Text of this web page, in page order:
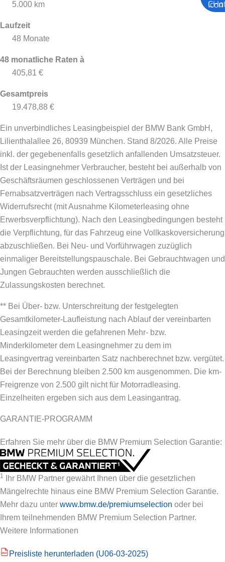
5.000 km
Laufzeit
48 Monate
48 monatliche Raten à
405,81 €
Gesamtpreis
19.478,88 €
Ein unverbindliches Leasingbeispiel der BMW Bank GmbH,
Lilienthalallee 26, 80939 München. Stand 8/2026. Alle Preise
inkl. der gegebenenfalls gesetzlich anfallenden Umsatzsteuer.
Ist der Leasingnehmer Verbraucher, besteht bei außerhalb von
Geschäftsräumen geschlossenen Verträgen und bei
Fernabsatzverträgen nach Vertragsschluss ein gesetzliches
Widerrufsrecht (mit Ausnahme Kilometerleasing ohne
Erwerbsverpflichtung). Nach den Leasingbedingungen besteht
die Verpflichtung, für das Fahrzeug eine Vollkaskoversicherung
abzuschließen. Bei Neu- und Vorführwagen zuzüglich
einmaliger Bereitstellungspauschale. Bei Gebrauchtwagen und
Jungen Gebrauchten werden ausschließlich die
Zulassungskosten berechnet.
** Bei Über- bzw. Unterschreitung der festgelegten
Gesamtkilometer-Laufleistung nach Ablauf der vereinbarten
Leasingzeit werden die gefahrenen Mehr- bzw.
Minderkilometer dem Leasingnehmer zu dem im
Leasingvertrag vereinbarten Satz nachberechnet bzw. vergütet.
Bei der Berechnung bleiben 2.500 km ausgenommen. Die km-
Freigrenze von 2.500 gilt nicht für Motorradleasing.
Einzelheiten ergeben sich aus dem Leasingantrag.
GARANTIE-PROGRAMM
Erfahren Sie mehr über die BMW Premium Selection Garantie:
1
Ihr BMW Partner gewährt Ihnen über die gesetzlichen
Mängelrechte hinaus eine BMW Premium Selection Garantie.
Mehr dazu unter www.bmw.de/premiumselection oder bei
Ihrem teilnehmenden BMW Premium Selection Partner.
Weitere Informationen
PDF
Preisliste herunterladen (U06-03-2025)